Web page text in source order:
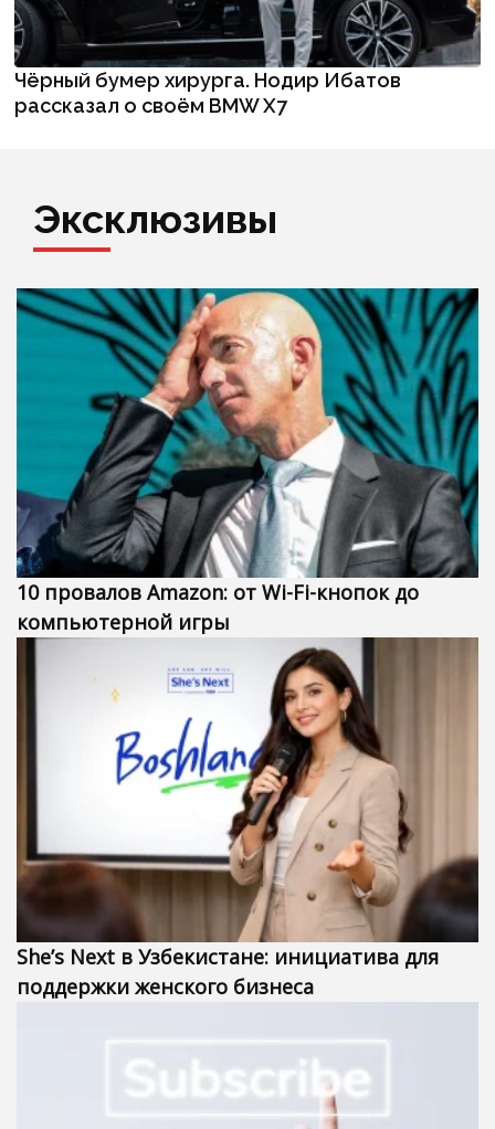
Чёрный бумер хирурга. Нодир Ибатов
рассказал о своём BMW X7
Эксклюзивы
10 провалов Amazon: от Wi-Fi-кнопок до
компьютерной игры
She’s Next в Узбекистане: инициатива для
поддержки женского бизнеса